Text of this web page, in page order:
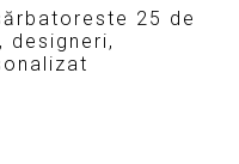
25 de
designeri,